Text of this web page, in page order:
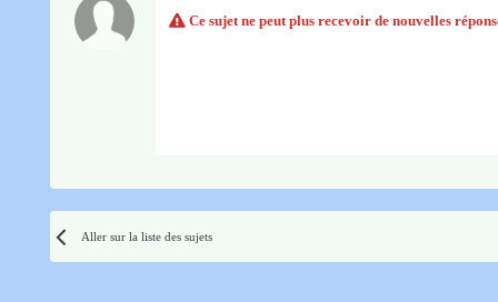
Ce sujet ne peut plus recevoir de nouvelles
Aller sur la liste des sujets